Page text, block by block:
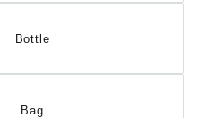
Bottle
Bag